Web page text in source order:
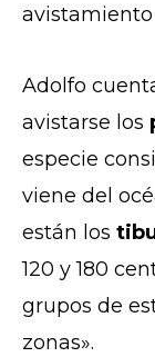
Adolfo
avistarse los
especie
viene del
están los
120 y 180
grupos de
zonas».